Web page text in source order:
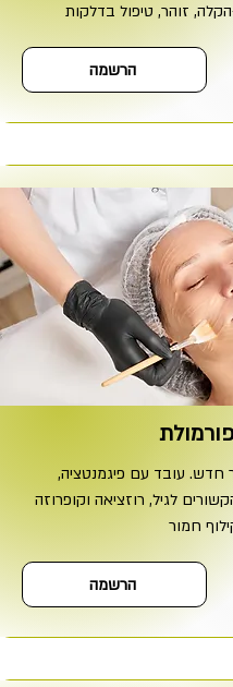
הרשמה
חדש. עובד עם פיגמנטציה,
לגיל, רוזציאה וקופרוזה
הרשמה